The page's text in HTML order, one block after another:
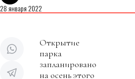
28 января 2022
Открытие
парка
запланировано
на осень этого